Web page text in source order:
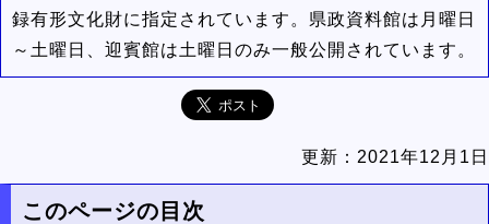
録有形文化財に指定されています。県政資料館は月曜日
～土曜日、迎賓館は土曜日のみ一般公開されています。
更新： 2021年12月1日
このページの目次